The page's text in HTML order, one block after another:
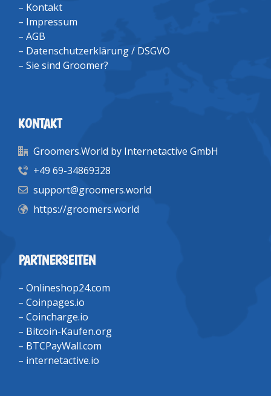
– Kontakt
– Impressum
– AGB
– Datenschutzerklärung / DSGVO
– Sie sind Groomer?
KONTAKT
Groomers.World by Internetactive GmbH
+49 69-34869328
support@groomers.world
https://groomers.world
PARTNERSEITEN
– Onlineshop24.com
– Coinpages.io
– Coincharge.io
– Bitcoin-Kaufen.org
– BTCPayWall.com
– internetactive.io